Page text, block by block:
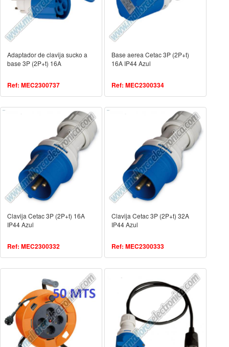
Adaptador de clavija sucko a
base 3P (2P+t) 16A
Ref: MEC2300737
Base aerea Cetac 3P (2P+t)
16A IP44 Azul
Ref: MEC2300334
Clavija Cetac 3P (2P+t) 16A
IP44 Azul
Ref: MEC2300332
Clavija Cetac 3P (2P+t) 32A
IP44 Azul
Ref: MEC2300333